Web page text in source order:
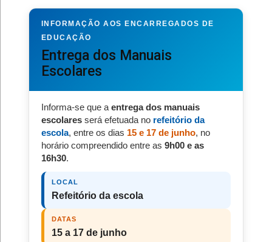
INFORMAÇÃO AOS ENCARREGADOS DE
EDUCAÇÃO
Entrega dos Manuais
Escolares
Informa-se que a entrega dos manuais
escolaresserá efetuada no refeitório da
escola, entre os dias 15 e 17 de junho, no
horário compreendido entre as 9h00 e as
16h30.
LOCAL
Refeitório da escola
DATAS
15 a 17 de junho